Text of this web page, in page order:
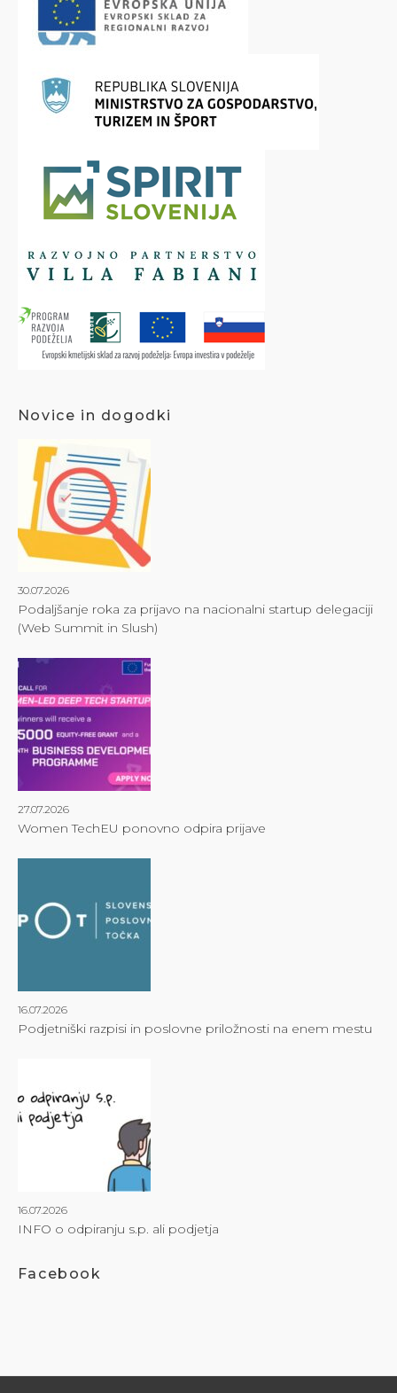
Novice in dogodki
30.07.2026
Podaljšanje roka za prijavo na nacionalni startup delegaciji
(Web Summit in Slush)
27.07.2026
Women TechEU ponovno odpira prijave
16.07.2026
Podjetniški razpisi in poslovne priložnosti na enem mestu
16.07.2026
INFO o odpiranju s.p. ali podjetja
Facebook